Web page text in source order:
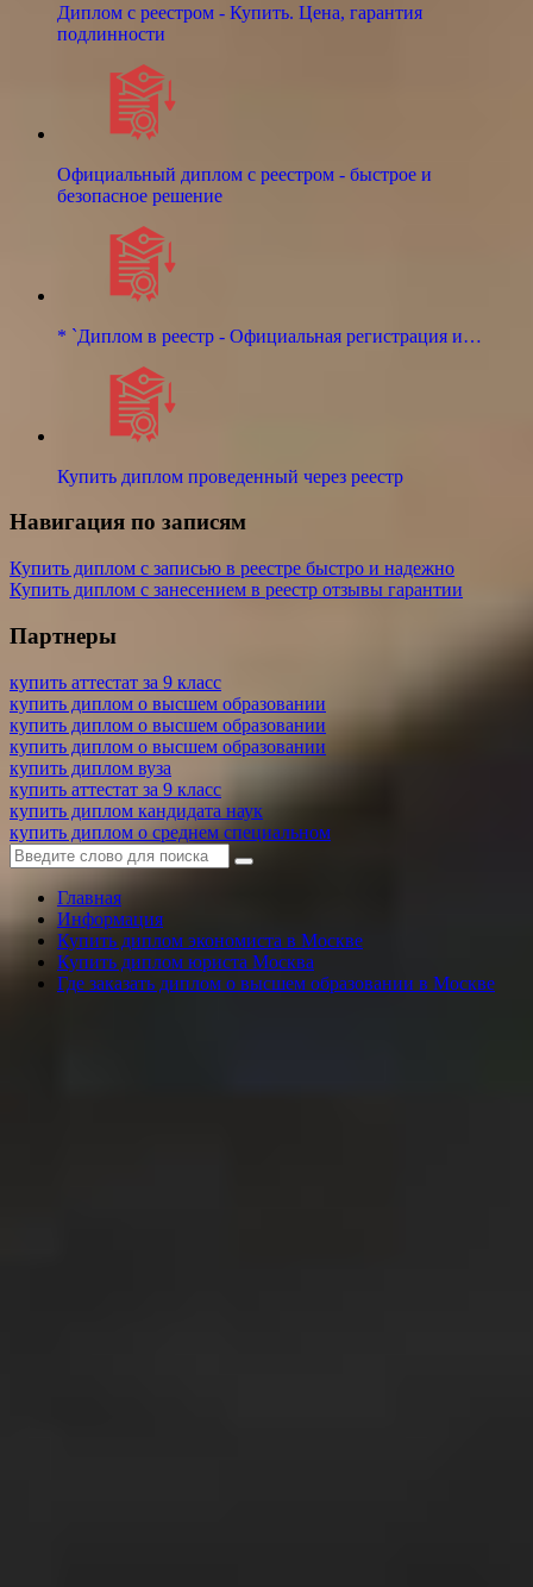
Диплом с реестром - Купить. Цена, гарантия
подлинности
Официальный диплом с реестром - быстрое и
безопасное решение
* `Диплом в реестр - Официальная регистрация и…
Купить диплом проведенный через реестр
Навигация по записям
Купить диплом с записью в реестре быстро и надежно
Купить диплом с занесением в реестр отзывы гарантии
Партнеры
купить аттестат за 9 класс
купить диплом о высшем образовании
купить диплом о высшем образовании
купить диплом о высшем образовании
купить диплом вуза
купить аттестат за 9 класс
купить диплом кандидата наук
купить диплом о среднем специальном
Главная
Информация
Купить диплом экономиста в Москве
Купить диплом юриста Москва
Где заказать диплом о высшем образовании в Москве